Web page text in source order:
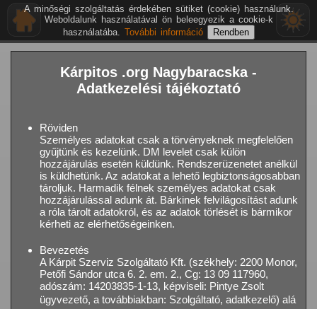
Kárpitos .org Nagybaracska -
Adatkezelési tájékoztató
Röviden
Személyes adatokat csak a törvényeknek megfelelően
gyűjtünk és kezelünk. DM levelet csak külön
hozzájárulás esetén küldünk. Rendszerüzenetet anélkül
is küldhetünk. Az adatokat a lehető legbiztonságosabban
tároljuk. Harmadik félnek személyes adatokat csak
hozzájárulással adunk át. Bárkinek felvilágosítást adunk
a róla tárolt adatokról, és az adatok törlését is bármikor
kérheti az elérhetőségeinken.
Bevezetés
A Kárpit Szerviz Szolgáltató Kft. (székhely: 2200 Monor,
Petőfi Sándor utca 6. 2. em. 2., Cg: 13 09 117960,
adószám: 14203835-1-13, képviseli: Pintye Zsolt
ügyvezető, a továbbiakban: Szolgáltató, adatkezelő) alá
A minőségi szolgáltatás érdekében sütiket (cookie) használunk.
Weboldalunk használatával ön beleegyezik a cookie-k
használatába. További információ